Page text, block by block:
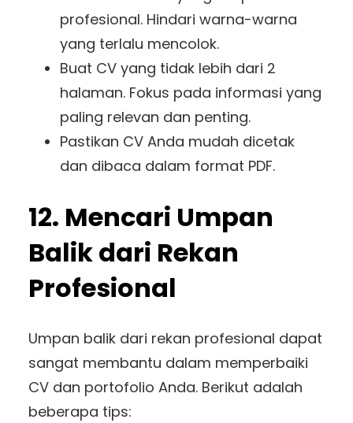
profesional. Hindari warna-warna
yang terlalu mencolok.
Buat CV yang tidak lebih dari 2
halaman. Fokus pada informasi yang
paling relevan dan penting.
Pastikan CV Anda mudah dicetak
dan dibaca dalam format PDF.
12. Mencari Umpan
Balik dari Rekan
Profesional
Umpan balik dari rekan profesional dapat
sangat membantu dalam memperbaiki
CV dan portofolio Anda. Berikut adalah
beberapa tips: